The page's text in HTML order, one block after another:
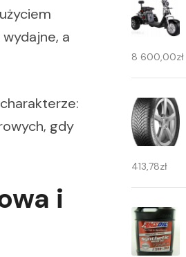
a
gdy
i
8 600,00zł
413,78zł